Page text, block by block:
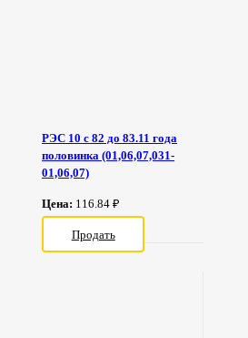
РЭС 10 с 82 до 83.11 года
половинка (01,06,07,031-
01,06,07)
Цена: 116.84 ₽
Продать